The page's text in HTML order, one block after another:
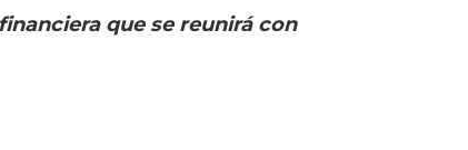
que se reunirá con